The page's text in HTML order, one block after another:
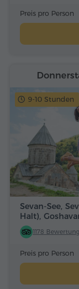
Preis pro Person
9-10 Stunden
Sevan-See,
Halt),
1178
Preis pro Person